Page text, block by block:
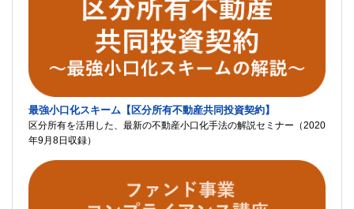
最強小口化スキーム【区分所有不動産共同投資契約】
区分所有を活用した、最新の不動産小口化手法の解説セミナー（2020
年9月8日収録）